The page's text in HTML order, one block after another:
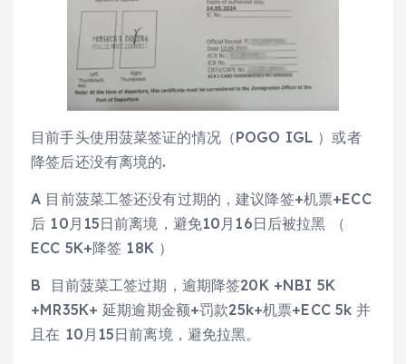
目前手头使用菠菜签证的情况（POGO IGL ）或者
降签后还没有离境的.
A 目前菠菜工签还没有过期的，建议降签+机票+ECC
后 10月15日前离境，避免10月16日后被拉黑 （
ECC 5K+降签 18K ）
B 目前菠菜工签过期，逾期降签20K +NBI 5K
+MR35K+ 延期逾期金额+罚款25k+机票+ECC 5k 并
且在 10月15日前离境，避免拉黑。